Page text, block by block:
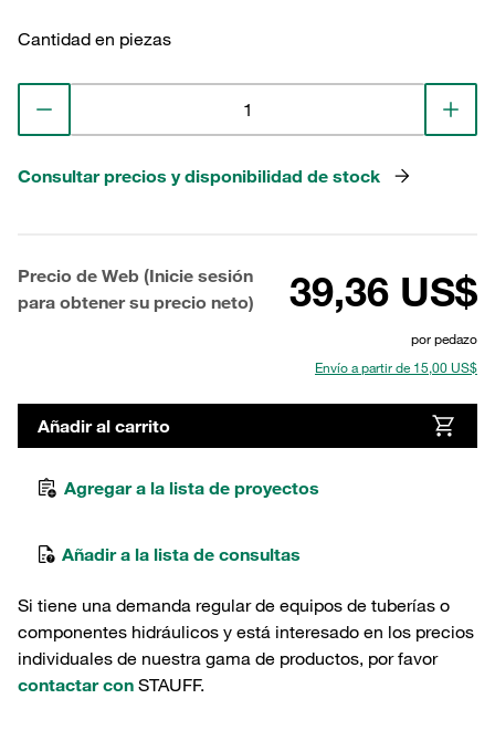
Cantidad en piezas
Consultar precios y disponibilidad de stock
Precio de Web (Inicie sesión
para obtener su precio neto)
39,36 US$
por pedazo
Envío a partir de 15,00 US$
Añadir al carrito
Agregar a la lista de proyectos
Añadir a la lista de consultas
Si tiene una demanda regular de equipos de tuberías o
componentes hidráulicos y está interesado en los precios
individuales de nuestra gama de productos, por favor
contactar con STAUFF.